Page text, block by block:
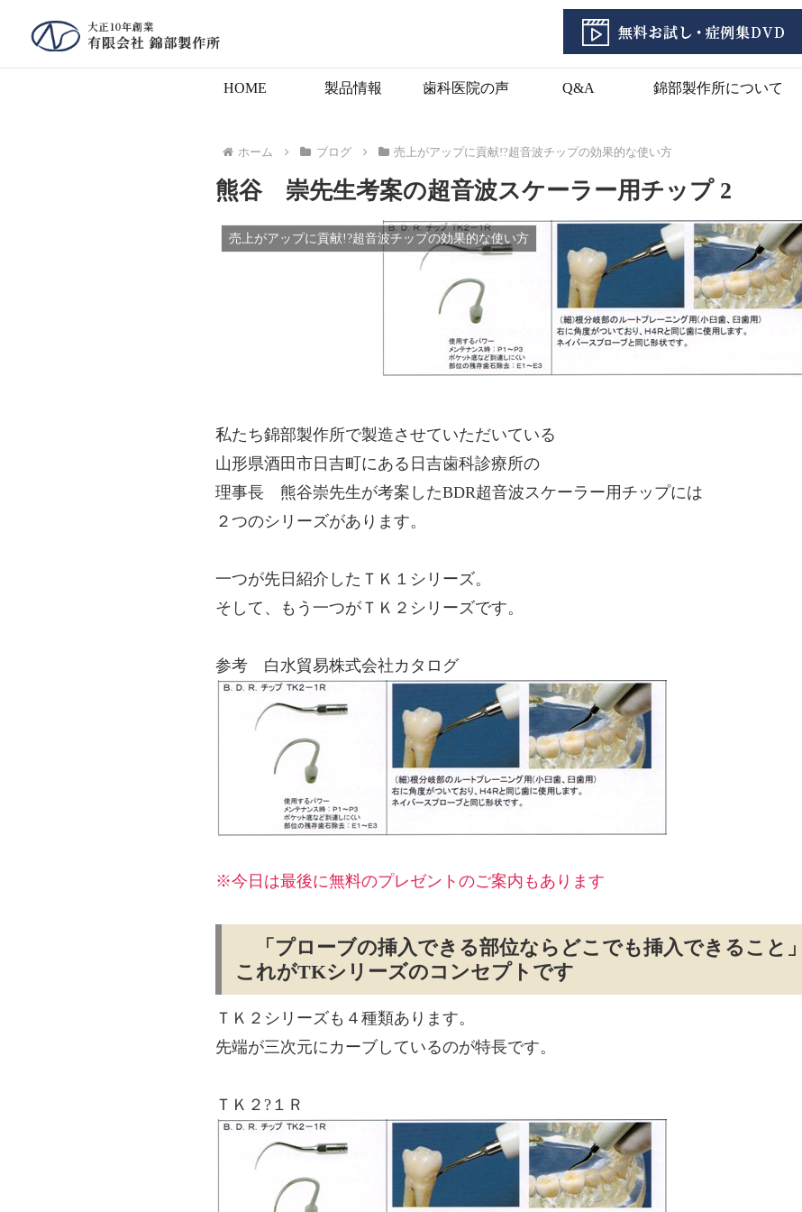
HOME 製品情報 歯科医院の声 Q&A 錦部製作所について
ホーム ブログ 売上がアップに貢献!?超音波チップの効果的な使い方
熊谷 崇先生考案の超音波スケーラー用チップ 2
売上がアップに貢献!?超音波チップの効果的な使い方
私たち錦部製作所で製造させていただいている
山形県酒田市日吉町にある日吉歯科診療所の
理事長 熊谷崇先生が考案したBDR超音波スケーラー用チップには
２つのシリーズがあります。
一つが先日紹介したＴＫ１シリーズ。
そして、もう一つがＴＫ２シリーズです。
参考 白水貿易株式会社カタログ
※今日は最後に無料のプレゼントのご案内もあります
「プローブの挿入できる部位ならどこでも挿入できること」
これがTKシリーズのコンセプトです
ＴＫ２シリーズも４種類あります。
先端が三次元にカーブしているのが特長です。
ＴＫ２?１Ｒ